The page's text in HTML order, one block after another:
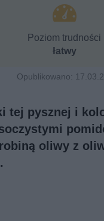
Poziom trudności
łatwy
Opublikowano:
tej pysznej i
oliwy z